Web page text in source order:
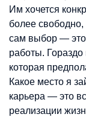
Им хочется
более
сам выбор — это
работы.
которая
Какое место я
карьера — это
реализации